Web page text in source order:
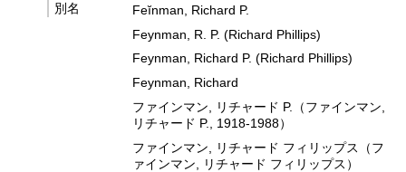
別名
Feĭnman, Richard P.
Feynman, R. P. (Richard Phillips)
Feynman, Richard P. (Richard Phillips)
Feynman, Richard
ファインマン, リチャード P.（ファインマン,
リチャード P., 1918-1988）
ファインマン, リチャード フィリップス（フ
ァインマン, リチャード フィリップス）